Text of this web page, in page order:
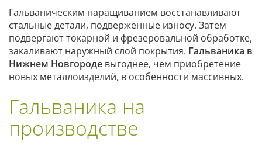
Гальваническим наращиванием восстанавливают
стальные детали, подверженные износу. Затем
подвергают токарной и фрезеровальной обработке,
закаливают наружный слой покрытия. Гальваника в
Нижнем Новгороде выгоднее, чем приобретение
новых металлоизделий, в особенности массивных.
Гальваника на
производстве